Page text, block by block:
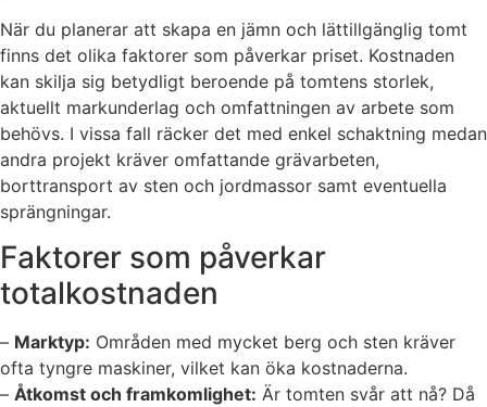
När du planerar att skapa en jämn och lättillgänglig tomt
finns det olika faktorer som påverkar priset. Kostnaden
kan skilja sig betydligt beroende på tomtens storlek,
aktuellt markunderlag och omfattningen av arbete som
behövs. I vissa fall räcker det med enkel schaktning medan
andra projekt kräver omfattande grävarbeten,
borttransport av sten och jordmassor samt eventuella
sprängningar.
Faktorer som påverkar
totalkostnaden
– Marktyp: Områden med mycket berg och sten kräver
ofta tyngre maskiner, vilket kan öka kostnaderna.
– Åtkomst och framkomlighet: Är tomten svår att nå? Då